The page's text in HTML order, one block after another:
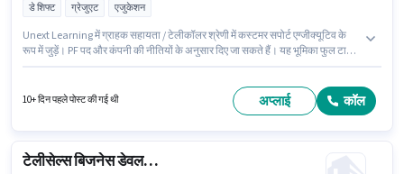
डे शिफ्ट ग्रेजुएट एजुकेशन
Unext Learning में ग्राहक सहायता / टेलीकॉलर श्रेणी में कस्टमर सपोर्ट एग्जीक्यूटिव के
रूप में जुड़ें। PF पद और कंपनी की नीतियों के अनुसार दिए जा सकते हैं। यह भूमिका फुल टाइम
डिग्री या सर्टिफिकेट होना चाहिए।
10+ दिन पहले पोस्ट की गई थी अप्लाई कॉल
टेलीसेल्स बिजनेस डेवलपमेंट एग्जीक्यूटिव